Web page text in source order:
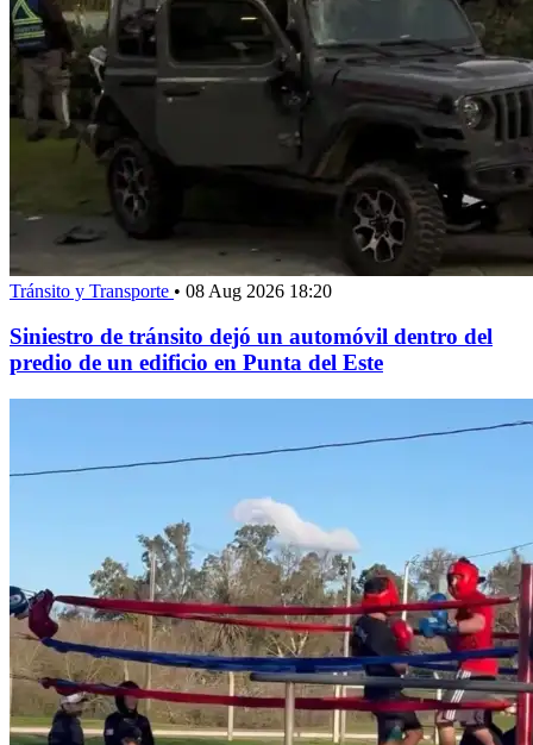
Tránsito y Transporte • 08 Aug 2026 18:20
Siniestro de tránsito dejó un automóvil dentro del
predio de un edificio en Punta del Este